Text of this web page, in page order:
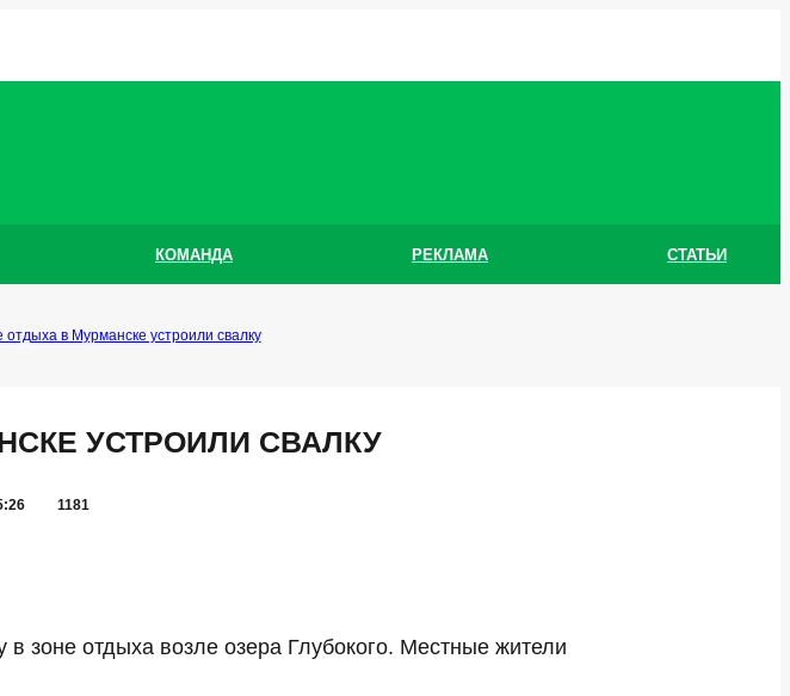
КОМАНДА РЕКЛАМА СТАТЬИ
отдыха в Мурманске устроили свалку
УСТРОИЛИ СВАЛКУ
1181
зоне отдыха возле озера Глубокого. Местные жители